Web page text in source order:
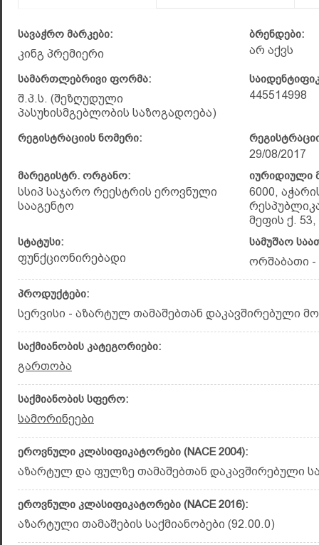
სავაჭრო მარკები:
კინგ პრემიერი
ბრენდები:
არ აქვს
სამართლებრივი ფორმა:
შ.პ.ს. (შეზღუდული
პასუხისმგებლობის საზოგადოება)
445514998
რეგისტრაციის ნომერი:
29/08/2017
მარეგისტრ. ორგანო:
სსიპ საჯარო რეესტრის ეროვნული
სააგენტო
იურიდიული
6000,
მეფის ქ. 53,
სტატუსი:
ფუნქციონირებადი
სამუშაო
ორშაბათი -
პროდუქტები:
სერვისი - აზარტულ თამაშებთან დაკავშირებული
საქმიანობის კატეგორიები:
გართობა
საქმიანობის სფერო:
სამორინეები
ეროვნული კლასიფიკატორები (NACE 2004):
აზარტულ და ფულზე თამაშებთან დაკავშირებული
ეროვნული კლასიფიკატორები (NACE 2016):
აზარტული თამაშების საქმიანობები (92.00.0)